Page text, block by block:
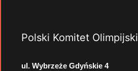
Polski Komitet Olimpijski
ul. Wybrzeże Gdyńskie 4